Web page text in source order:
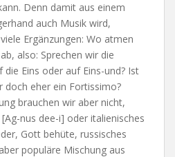
Denn damit aus einem
auch Musik wird,
Ergänzungen: Wo atmen
also: Sprechen wir die
Eins oder auf Eins-und? Ist
doch eher ein Fortissimo?
brauchen wir aber nicht,
nus dee-i] oder italienisches
Gott behüte, russisches
populäre Mischung aus